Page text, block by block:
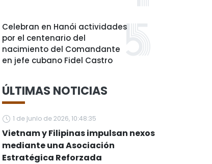
Celebran en Hanói actividades
por el centenario del
nacimiento del Comandante
en jefe cubano Fidel Castro
ÚLTIMAS NOTICIAS
1 de junio de 2026, 10:48:35
Vietnam y Filipinas impulsan nexos
mediante una Asociación
Estratégica Reforzada